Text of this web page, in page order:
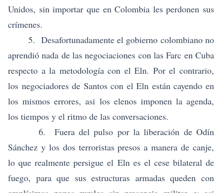
Unidos, sin importar que en Colombia les perdonen sus
crímenes.
5. Desafortunadamente el gobierno colombiano no
aprendió nada de las negociaciones con las Farc en Cuba
respecto a la metodología con el Eln. Por el contrario,
los negociadores de Santos con el Eln están cayendo en
los mismos errores, asi los elenos imponen la agenda,
los tiempos y el ritmo de las conversaciones.
6.
Fuera del pulso por la liberación de Odín
Sánchez y los dos terroristas presos a manera de canje,
lo que realmente persigue el Eln es el cese bilateral de
fuego, para que sus estructuras armadas queden con